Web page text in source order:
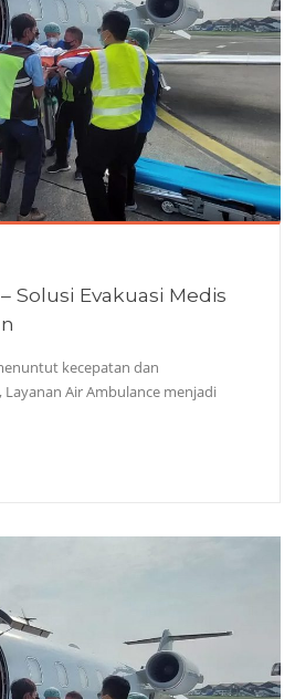
Solusi Evakuasi Medis
kecepatan dan
Air Ambulance menjadi